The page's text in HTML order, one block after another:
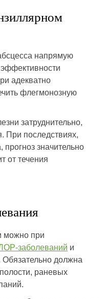
напрямую
адекватно
флегмонозную
затруднительно,
При последствиях,
значительно
от течения
можно при
заболеваний и
Обязательно должна
раневых